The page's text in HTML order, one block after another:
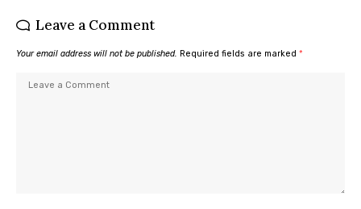
Leave a Comment
Your email address will not be published. Required fields are marked *